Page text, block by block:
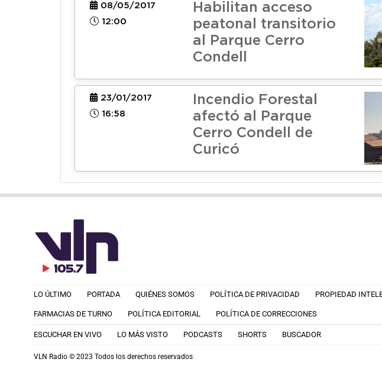
08/05/2017
12:00
Habilitan acceso
peatonal transitorio
al Parque Cerro
Condell
23/01/2017
16:58
Incendio Forestal
afectó al Parque
Cerro Condell de
Curicó
LO ÚLTIMO PORTADA QUIÉNES SOMOS POLÍTICA DE PRIVACIDAD PROPIEDAD
FARMACIAS DE TURNO POLÍTICA EDITORIAL POLÍTICA DE CORRECCIONES
ESCUCHAR EN VIVO LO MÁS VISTO PODCASTS SHORTS BUSCADOR
VLN Radio © 2023 Todos los derechos reservados